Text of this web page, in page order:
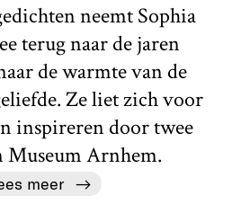
neemt Sophia
terug naar de jaren
de warmte van de
Ze liet zich voor
inspireren door twee
Arnhem.
meer